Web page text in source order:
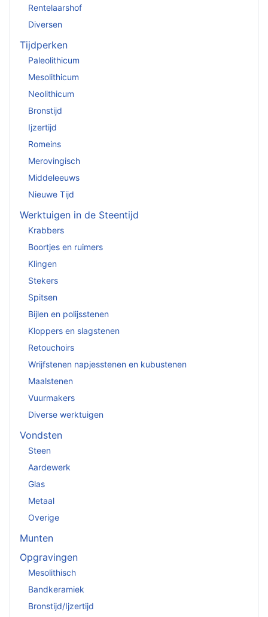
Rentelaarshof
Diversen
Tijdperken
Paleolithicum
Mesolithicum
Neolithicum
Bronstijd
Ijzertijd
Romeins
Merovingisch
Middeleeuws
Nieuwe Tijd
Werktuigen in de Steentijd
Krabbers
Boortjes en ruimers
Klingen
Stekers
Spitsen
Bijlen en polijsstenen
Kloppers en slagstenen
Retouchoirs
Wrijfstenen napjesstenen en kubustenen
Maalstenen
Vuurmakers
Diverse werktuigen
Vondsten
Steen
Aardewerk
Glas
Metaal
Overige
Munten
Opgravingen
Mesolithisch
Bandkeramiek
Bronstijd/Ijzertijd